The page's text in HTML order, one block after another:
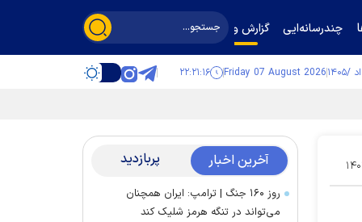
چندرسانه‌ایی گزارش و گفت‌وگو
Friday 07 August 2026 ۲۲:۲۱:۱۷
۰۵ آخرین اخبار پربازدید
روز ۱۶۰ جنگ | ترامپ: ایران همچنان
می‌تواند در تنگه هرمز شلیک کند